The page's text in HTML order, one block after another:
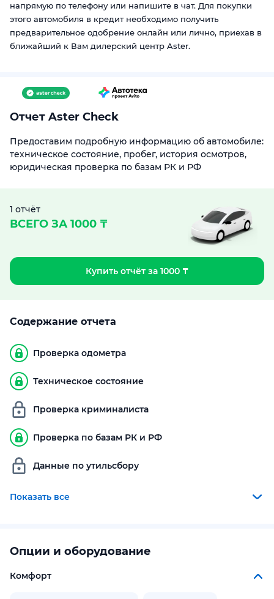
напрямую по телефону или напишите в чат. Для покупки
этого автомобиля в кредит необходимо получить
предварительное одобрение онлайн или лично, приехав в
ближайший к Вам дилерский центр Aster.
Отчет Aster Check
Предоставим подробную информацию об автомобиле:
техническое состояние, пробег, история осмотров,
юридическая проверка по базам РК и РФ
1 отчёт
ВСЕГО ЗА 1000 ₸
Купить отчёт за 1000 ₸
Содержание отчета
Проверка одометра
Техническое состояние
Проверка криминалиста
Проверка по базам РК и РФ
Данные по утильсбору
Показать все
Опции и оборудование
Комфорт